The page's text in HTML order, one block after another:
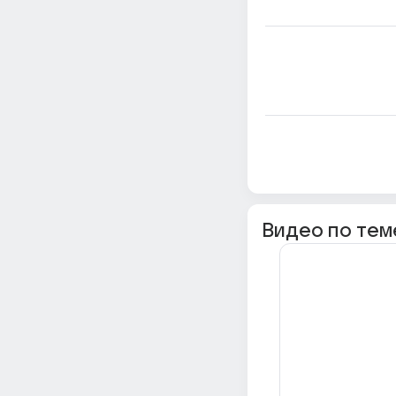
Видео по